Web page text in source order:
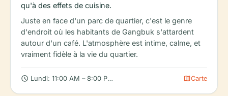
qu'à des effets de cuisine.
Juste en face d'un parc de quartier, c'est le genre
d'endroit où les habitants de Gangbuk s'attardent
autour d'un café. L'atmosphère est intime, calme, et
vraiment fidèle à la vie du quartier.
schedule Lundi: 11:00 AM – 8:00 PM, Mardi: 11:00 AM – 8:00 PM,
mapCarte